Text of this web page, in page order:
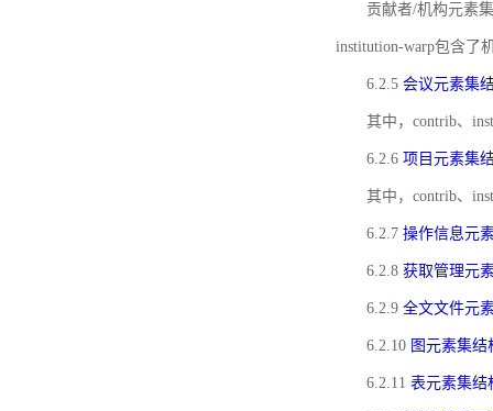
贡献者/机构元素
institution-warp包含了
6.2.5 会议元素集
其中，contrib、
6.2.6 项目元素集
其中，contrib、
6.2.7 操作信息元
6.2.8 获取管理元
6.2.9 全文文件元
6.2.10 图元素集结
6.2.11 表元素集结